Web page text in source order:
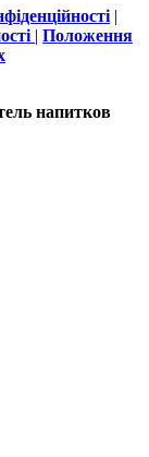
|
| Положення
напитков